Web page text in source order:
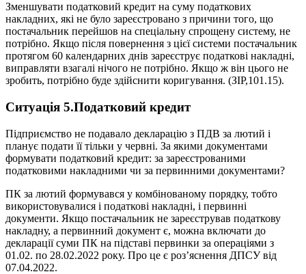
Зменшувати податковий кредит на суму податкових
накладних, які не було зареєстровано з причини того, що
постачальник перейшов на спеціальну спрощену систему, не
потрібно. Якщо після повернення з цієї системи постачальник
протягом 60 календарних днів зареєструє податкові накладні,
виправляти взагалі нічого не потрібно. Якщо ж він цього не
зробить, потрібно буде здійснити коригування. (ЗІР,101.15).
Ситуація 5.Податковий кредит
Підприємство не подавало декларацію з ПДВ за лютий і
планує подати її тільки у червні. За якими документами
формувати податковий кредит: за зареєстрованими
податковими накладними чи за первинними документами?
ПК за лютий формувався у комбінованому порядку, тобто
використовувалися і податкові накладні, і первинні
документи. Якщо постачальник не зареєстрував податкову
накладну, а первинний документ є, можна включати до
декларації суми ПК на підставі первинки за операціями з
01.02. по 28.02.2022 року. Про це є роз’яснення ДПСУ від
07.04.2022.